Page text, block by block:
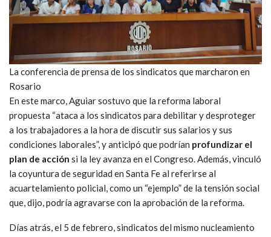
La conferencia de prensa de los sindicatos que marcharon en
Rosario
En este marco, Aguiar sostuvo que la reforma laboral
propuesta “ataca a los sindicatos para debilitar y desproteger
a los trabajadores a la hora de discutir sus salarios y sus
condiciones laborales”, y anticipó que podrían profundizar el
plan de acción si la ley avanza en el Congreso. Además, vinculó
la coyuntura de seguridad en Santa Fe al referirse al
acuartelamiento policial, como un “ejemplo” de la tensión social
que, dijo, podría agravarse con la aprobación de la reforma.
Días atrás, el 5 de febrero, sindicatos del mismo nucleamiento